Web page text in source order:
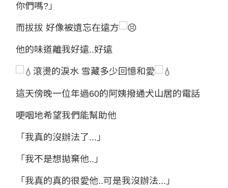
你們嗎?」
而拔拔 好像被遺忘在遠方
他的味道離我好遠..好遠
滾燙的淚水 雪藏多少回憶和愛
這天傍晚一位年過60的阿姨撥通犬山居的電話
哽咽地希望我們能幫助他
「我真的沒辦法了...」
「我不是想拋棄他..」
「我真的真的很愛他..可是我沒辦法...」